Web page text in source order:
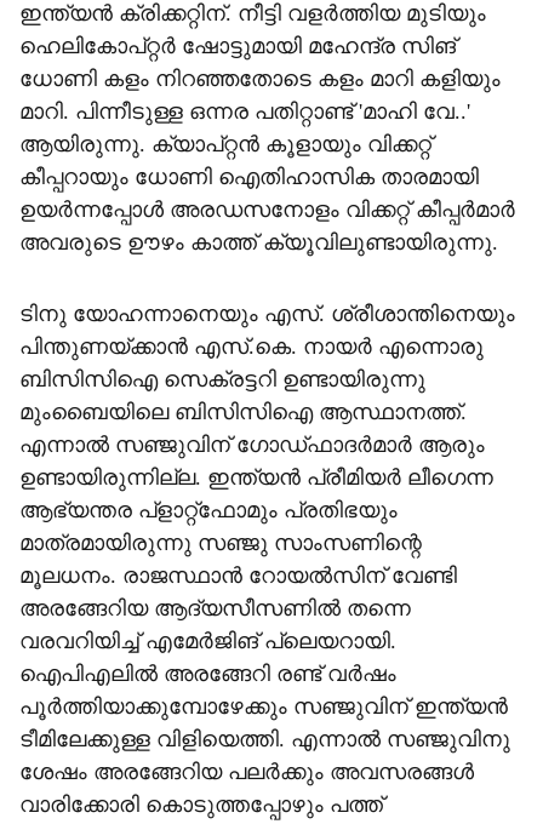
ഇന്ത്യന്‍ ക്രിക്കറ്റിന്. നീട്ടി വളര്‍ത്തിയ മുടിയും
ഹെലികോപ്റ്റര്‍ ഷോട്ടുമായി മഹേന്ദ്ര സിങ്
ധോണി കളം നിറഞ്ഞതോടെ കളം മാറി കളിയും
മാറി. പിന്നീടുള്ള ഒന്നര പതിറ്റാണ്ട് 'മാഹി വേ..'
ആയിരുന്നു. ക്യാപ്റ്റന്‍ കൂളായും വിക്കറ്റ്
കീപ്പറായും ധോണി ഐതിഹാസിക താരമായി
ഉയര്‍ന്നപ്പോള്‍ അരഡസനോളം വിക്കറ്റ് കീപ്പര്‍മാര്‍
അവരുടെ ഊഴം കാത്ത് ക്യൂവിലുണ്ടായിരുന്നു.
ടിനു യോഹന്നാനെയും എസ്. ശ്രീശാന്തിനെയും
പിന്തുണയ്ക്കാന്‍ എസ്.കെ. നായര്‍ എന്നൊരു
ബിസിസിഐ സെക്രട്ടറി ഉണ്ടായിരുന്നു
മുംബൈയിലെ ബിസിസിഐ ആസ്ഥാനത്ത്.
എന്നാല്‍ സഞ്ജുവിന് ഗോഡ്ഫാദര്‍മാര്‍ ആരും
ഉണ്ടായിരുന്നില്ല. ഇന്ത്യന്‍ പ്രീമിയര്‍ ലീഗെന്ന
ആഭ്യന്തര പ്‌ളാറ്റ്‌ഫോമും പ്രതിഭയും
മാത്രമായിരുന്നു സഞ്ജു സാംസണിന്റെ
മൂലധനം. രാജസ്ഥാന്‍ റോയല്‍സിന് വേണ്ടി
അരങ്ങേറിയ ആദ്യസീസണില്‍ തന്നെ
വരവറിയിച്ച് എമേര്‍ജിങ് പ്ലെയറായി.
ഐപിഎലില്‍ അരങ്ങേറി രണ്ട് വര്‍ഷം
പൂര്‍ത്തിയാക്കുമ്പോഴേക്കും സഞ്ജുവിന് ഇന്ത്യന്‍
ടീമിലേക്കുള്ള വിളിയെത്തി. എന്നാല്‍ സഞ്ജുവിനു
ശേഷം അരങ്ങേറിയ പലര്‍ക്കും അവസരങ്ങള്‍
വാരിക്കോരി കൊടുത്തപ്പോഴും പത്ത്